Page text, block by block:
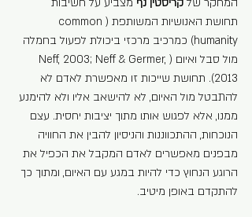
תחושת האנושיות המשותפת (common
humanity) כמרכיב מרכזי ביכולת לפעול בחמלה
מול סבל ואיום (Neff, 2003; Neff & Germer,
2013). תחושת שייכות זו מאפשרת לאדם לא
להתבטל מול האיום, לא להישאב אליו ולא להימנע
ממנו, אלא לפגוש אותו מתוך יציבות יחסית. עצם
הנוכחות, ההתכווננות והניסיון להבין את החוויה
מבפנים מאפשרים לאדם המקבל את הכפיל את
הרוגע הנחוץ כדי להיות במגע עם האיום, ומתוך כך
להתקדם באופן מיטיב.